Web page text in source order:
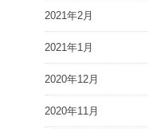
2021年2月
2021年1月
2020年12月
2020年11月